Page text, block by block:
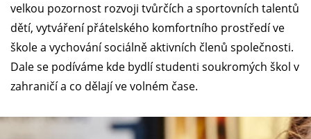
velkou pozornost rozvoji tvůrčích a sportovních talentů
dětí, vytváření přátelského komfortního prostředí ve
škole a vychování sociálně aktivních členů společnosti.
Dale se podíváme kde bydlí studenti soukromých škol v
zahraničí a co dělají ve volném čase.